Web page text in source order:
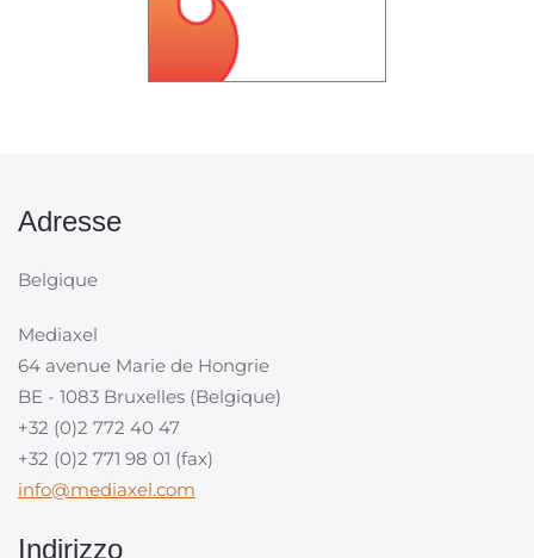
Adresse
Belgique
Mediaxel
64 avenue Marie de Hongrie
BE - 1083 Bruxelles (Belgique)
+32 (0)2 772 40 47
+32 (0)2 771 98 01 (fax)
info@mediaxel.com
Indirizzo